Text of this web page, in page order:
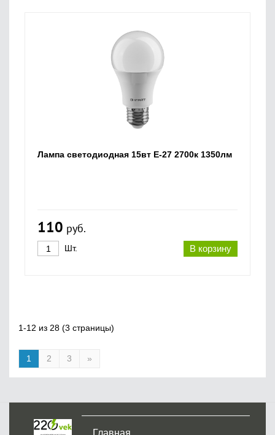
Лампа светодиодная 15вт Е-27 2700к 1350лм
110 руб.
В корзину
Шт.
1-12 из 28 (3 страницы)
1 2 3 »
Главная